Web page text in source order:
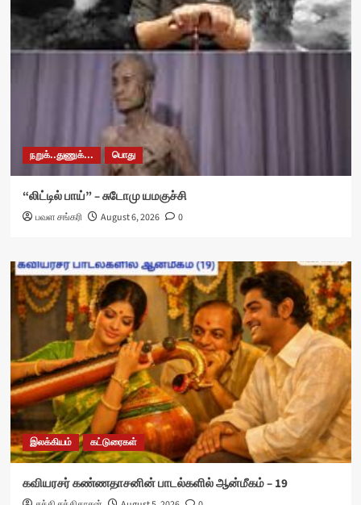
நறுக்..துணுக்... பொது
“லிட்டில் பாய்” – சுடோமு யமகுச்சி
பவள சங்கரி August 6, 2026 0
இலக்கியம் கட்டுரைகள்
கவியரசர் கண்ணதாசனின் பாடல்களில் ஆன்மீகம் – 19